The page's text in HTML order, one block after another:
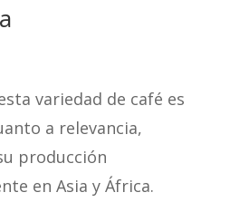
variedad de café es
a relevancia,
producción
en Asia y África.